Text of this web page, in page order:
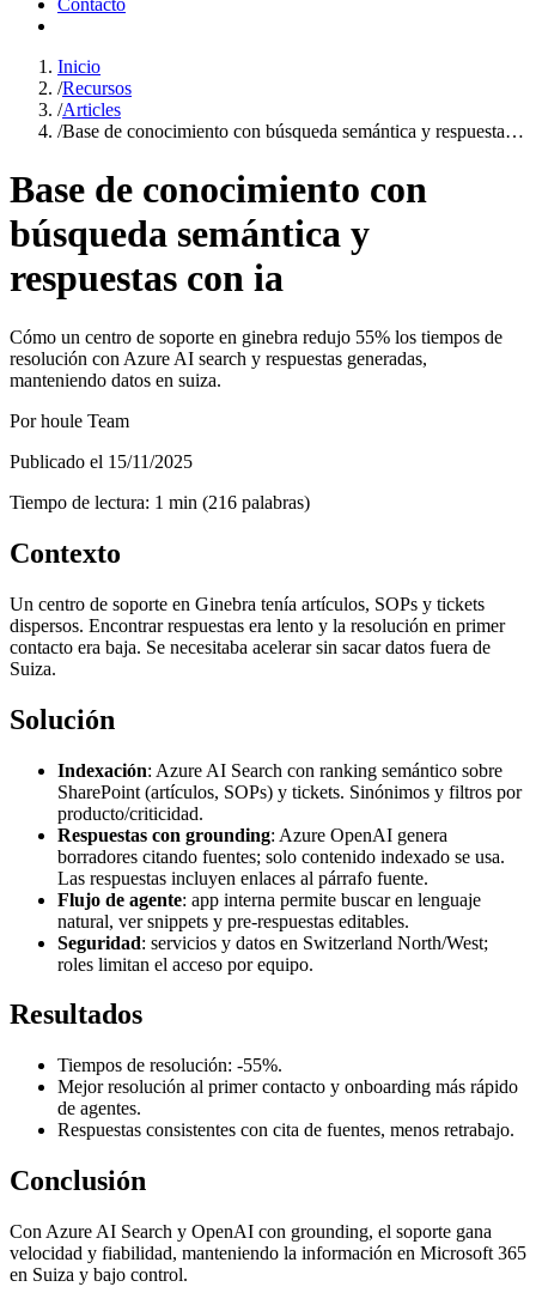
Contacto
Inicio
/Recursos
/Articles
/Base de conocimiento con búsqueda semántica y respuesta…
Base de conocimiento con
búsqueda semántica y
respuestas con ia
Cómo un centro de soporte en ginebra redujo 55% los tiempos de
resolución con Azure AI search y respuestas generadas,
manteniendo datos en suiza.
Por houle Team
Publicado el 15/11/2025
Tiempo de lectura: 1 min (216 palabras)
Contexto
Un centro de soporte en Ginebra tenía artículos, SOPs y tickets
dispersos. Encontrar respuestas era lento y la resolución en primer
contacto era baja. Se necesitaba acelerar sin sacar datos fuera de
Suiza.
Solución
Indexación: Azure AI Search con ranking semántico sobre
SharePoint (artículos, SOPs) y tickets. Sinónimos y filtros por
producto/criticidad.
Respuestas con grounding: Azure OpenAI genera
borradores citando fuentes; solo contenido indexado se usa.
Las respuestas incluyen enlaces al párrafo fuente.
Flujo de agente: app interna permite buscar en lenguaje
natural, ver snippets y pre-respuestas editables.
Seguridad: servicios y datos en Switzerland North/West;
roles limitan el acceso por equipo.
Resultados
Tiempos de resolución: -55%.
Mejor resolución al primer contacto y onboarding más rápido
de agentes.
Respuestas consistentes con cita de fuentes, menos retrabajo.
Conclusión
Con Azure AI Search y OpenAI con grounding, el soporte gana
velocidad y fiabilidad, manteniendo la información en Microsoft 365
en Suiza y bajo control.